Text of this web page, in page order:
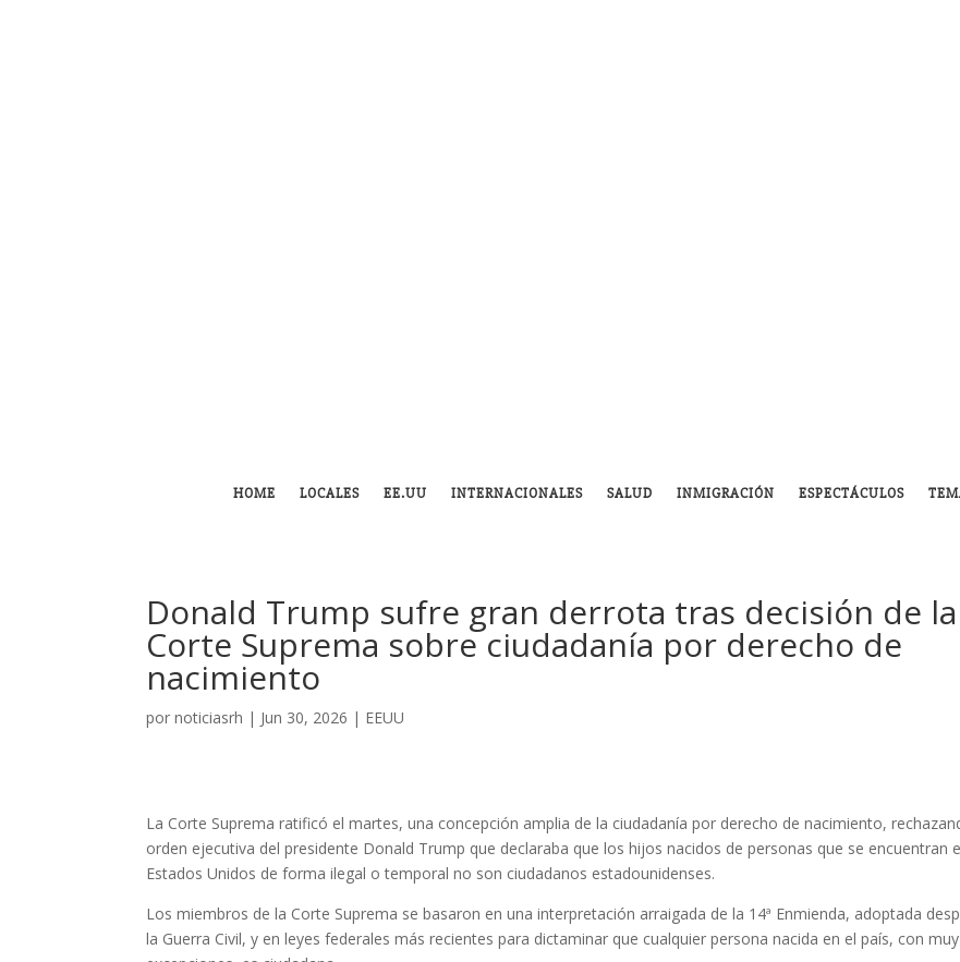
HOME LOCALES EE.UU INTERNACIONALES SALUD INMIGRACIÓN ESPECTÁCULOS
Donald Trump sufre gran derrota tras decisión de la
Corte Suprema sobre ciudadanía por derecho de
nacimiento
pornoticiasrh | Jun 30, 2026 | EEUU
La Corte Suprema ratificó el martes, una concepción amplia de la ciudadanía por derecho de nacimiento,
orden ejecutiva del presidente Donald Trump que declaraba que los hijos nacidos de personas que se encuentran
Estados Unidos de forma ilegal o temporal no son ciudadanos estadounidenses.
Los miembros de la Corte Suprema se basaron en una interpretación arraigada de la 14ª Enmienda, adoptada
la Guerra Civil, y en leyes federales más recientes para dictaminar que cualquier persona nacida en el país, con